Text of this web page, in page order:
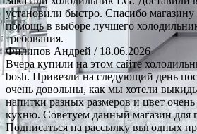
установили быстро. Спасибо магазину
помощь в выборе лучшего
требования.
Филипов Андрей / 18.06.2026
Вчера купили на этом сайте
bosh. Привезли на следующий день
очень довольны, как мы хотели
напитки разных размеров и цвет
кухню. Советуем данный магазин для
Подписаться на рассылку выгодных